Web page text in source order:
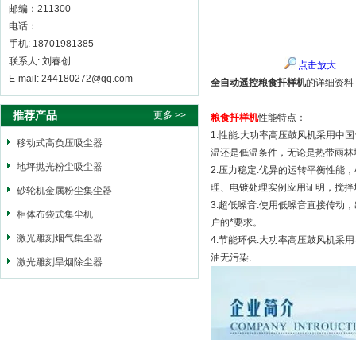
邮编：211300
电话：
手机: 18701981385
联系人: 刘春创
E-mail: 244180272@qq.com
推荐产品 更多 >>
移动式高负压吸尘器
地坪抛光粉尘吸尘器
砂轮机金属粉尘集尘器
柜体布袋式集尘机
激光雕刻烟气集尘器
激光雕刻旱烟除尘器
点击放大
全自动遥控粮食扦样机的详细资料
粮食扦样机性能特点：
1.性能:大功率高压鼓风机采用中
温还是低温条件，无论是热带雨
2.压力稳定:优异的运转平衡性能
理、电镀处理实例应用证明，搅
3.超低噪音:使用低噪音直接传动
户的*要求。
4.节能环保:大功率高压鼓风机采
油无污染.